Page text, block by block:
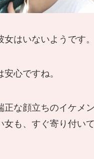
女はいないようです。
心ですね。
正な顔立ちのイケメ
女も、すぐ寄り付い